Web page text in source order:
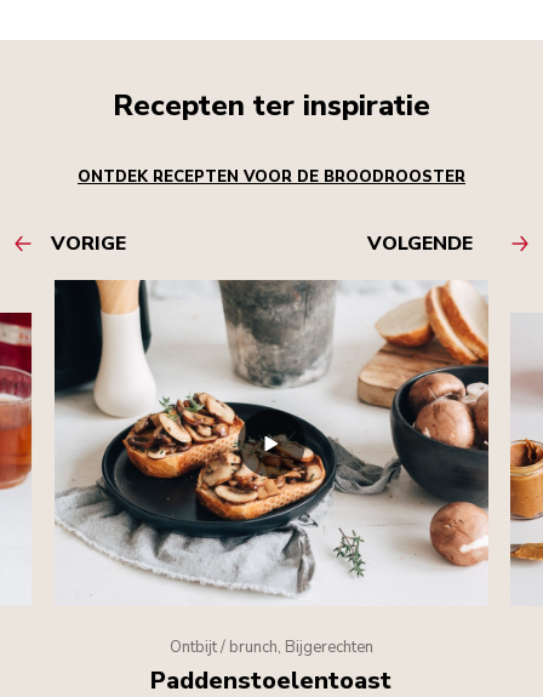
Recepten ter inspiratie
ONTDEK RECEPTEN VOOR DE BROODROOSTER
VORIGE VOLGENDE
Ontbijt / brunch, Bijgerechten
Paddenstoelentoast